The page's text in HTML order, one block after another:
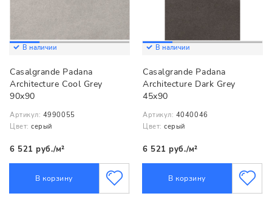
В наличии
Casalgrande Padana
Architecture Cool Grey
90x90
Артикул: 4990055
Цвет: серый
6 521 руб./м²
В корзину
В наличии
Casalgrande Padana
Architecture Dark Grey
45x90
Артикул: 4040046
Цвет: серый
6 521 руб./м²
В корзину